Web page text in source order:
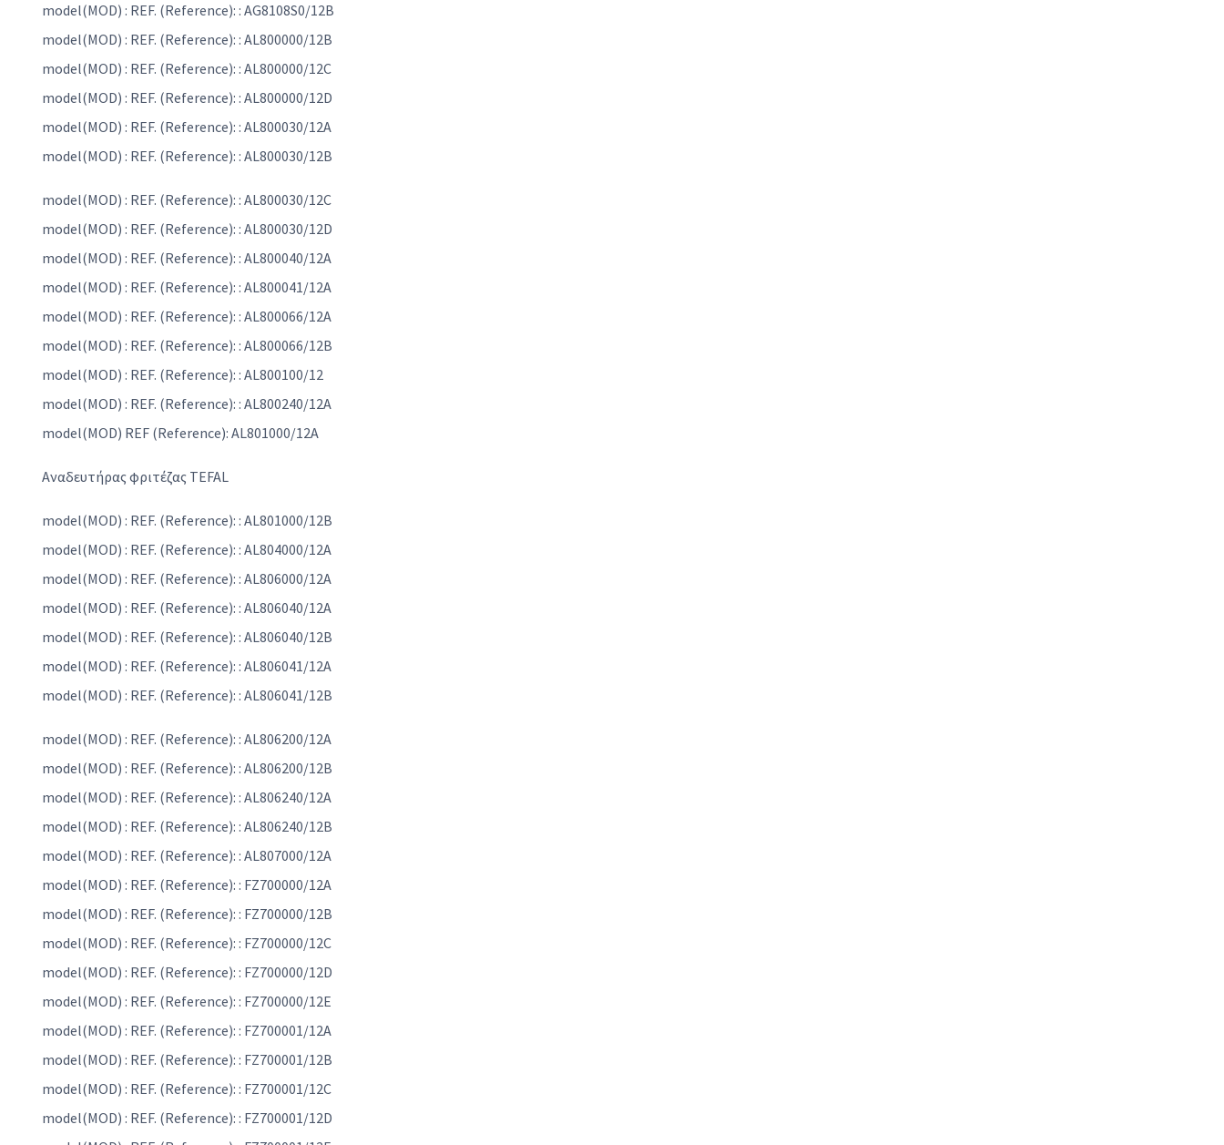
model(MOD) : REF. (Reference): : AG8108S0/12B
model(MOD) : REF. (Reference): : AL800000/12B
model(MOD) : REF. (Reference): : AL800000/12C
model(MOD) : REF. (Reference): : AL800000/12D
model(MOD) : REF. (Reference): : AL800030/12A
model(MOD) : REF. (Reference): : AL800030/12B
model(MOD) : REF. (Reference): : AL800030/12C
model(MOD) : REF. (Reference): : AL800030/12D
model(MOD) : REF. (Reference): : AL800040/12A
model(MOD) : REF. (Reference): : AL800041/12A
model(MOD) : REF. (Reference): : AL800066/12A
model(MOD) : REF. (Reference): : AL800066/12B
model(MOD) : REF. (Reference): : AL800100/12
model(MOD) : REF. (Reference): : AL800240/12A
model(MOD) REF (Reference): AL801000/12A
Αναδευτήρας φριτέζας TEFAL
model(MOD) : REF. (Reference): : AL801000/12B
model(MOD) : REF. (Reference): : AL804000/12A
model(MOD) : REF. (Reference): : AL806000/12A
model(MOD) : REF. (Reference): : AL806040/12A
model(MOD) : REF. (Reference): : AL806040/12B
model(MOD) : REF. (Reference): : AL806041/12A
model(MOD) : REF. (Reference): : AL806041/12B
model(MOD) : REF. (Reference): : AL806200/12A
model(MOD) : REF. (Reference): : AL806200/12B
model(MOD) : REF. (Reference): : AL806240/12A
model(MOD) : REF. (Reference): : AL806240/12B
model(MOD) : REF. (Reference): : AL807000/12A
model(MOD) : REF. (Reference): : FZ700000/12A
model(MOD) : REF. (Reference): : FZ700000/12B
model(MOD) : REF. (Reference): : FZ700000/12C
model(MOD) : REF. (Reference): : FZ700000/12D
model(MOD) : REF. (Reference): : FZ700000/12E
model(MOD) : REF. (Reference): : FZ700001/12A
model(MOD) : REF. (Reference): : FZ700001/12B
model(MOD) : REF. (Reference): : FZ700001/12C
model(MOD) : REF. (Reference): : FZ700001/12D